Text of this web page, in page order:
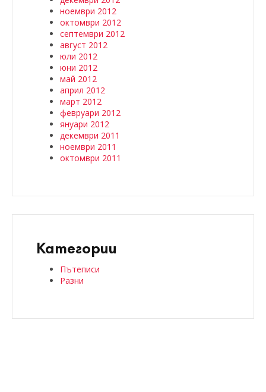
ноември 2012
октомври 2012
септември 2012
август 2012
юли 2012
юни 2012
май 2012
април 2012
март 2012
февруари 2012
януари 2012
декември 2011
ноември 2011
октомври 2011
Категории
Пътеписи
Разни